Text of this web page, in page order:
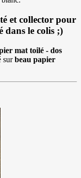
et collector pour
dans le colis ;)
mat toilé - dos
surbeau papier